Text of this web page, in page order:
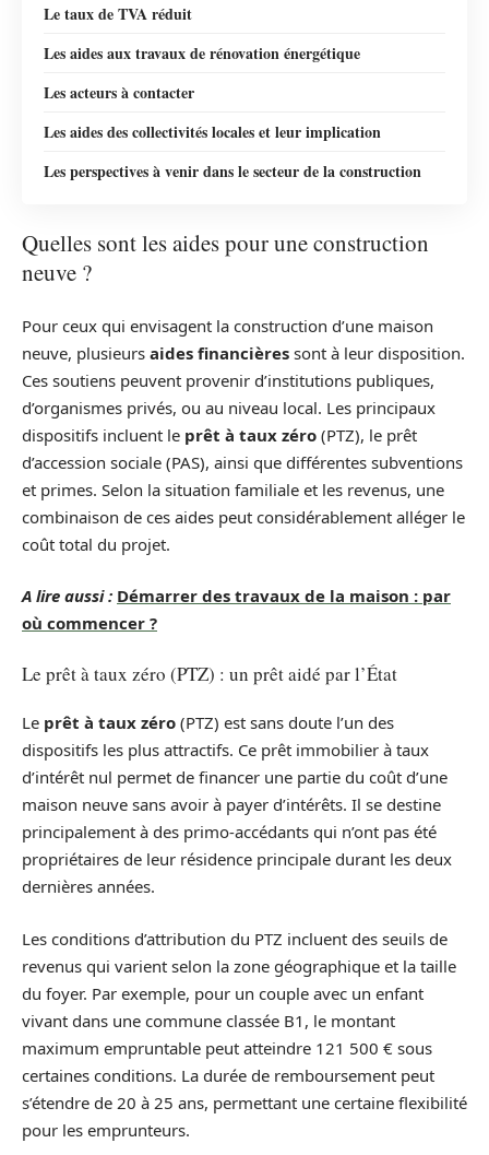
Le taux de TVA réduit
Les aides aux travaux de rénovation énergétique
Les acteurs à contacter
Les aides des collectivités locales et leur implication
Les perspectives à venir dans le secteur de la construction
Quelles sont les aides pour une construction
neuve ?
Pour ceux qui envisagent la construction d’une maison
neuve, plusieurs aides financières sont à leur disposition.
Ces soutiens peuvent provenir d’institutions publiques,
d’organismes privés, ou au niveau local. Les principaux
dispositifs incluent le prêt à taux zéro (PTZ), le prêt
d’accession sociale (PAS), ainsi que différentes subventions
et primes. Selon la situation familiale et les revenus, une
combinaison de ces aides peut considérablement alléger le
coût total du projet.
A lire aussi : Démarrer des travaux de la maison : par
où commencer ?
Le prêt à taux zéro (PTZ) : un prêt aidé par l’État
Le prêt à taux zéro (PTZ) est sans doute l’un des
dispositifs les plus attractifs. Ce prêt immobilier à taux
d’intérêt nul permet de financer une partie du coût d’une
maison neuve sans avoir à payer d’intérêts. Il se destine
principalement à des primo-accédants qui n’ont pas été
propriétaires de leur résidence principale durant les deux
dernières années.
Les conditions d’attribution du PTZ incluent des seuils de
revenus qui varient selon la zone géographique et la taille
du foyer. Par exemple, pour un couple avec un enfant
vivant dans une commune classée B1, le montant
maximum empruntable peut atteindre 121 500 € sous
certaines conditions. La durée de remboursement peut
s’étendre de 20 à 25 ans, permettant une certaine flexibilité
pour les emprunteurs.